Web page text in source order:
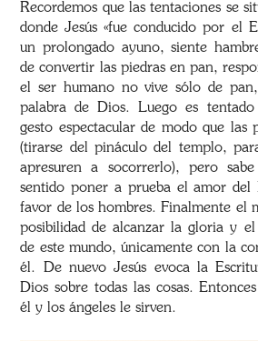
Recordemos que las tentaciones se
donde Jesús «fue conducido por el
un prolongado ayuno, siente
de convertir las piedras en pan,
el ser humano no vive sólo de
palabra de Dios. Luego es
gesto espectacular de modo que las
(tirarse del pináculo del templo,
apresuren a socorrerlo), pero
sentido poner a prueba el amor del
favor de los hombres. Finalmente el
posibilidad de alcanzar la gloria y
de este mundo, únicamente con la
él. De nuevo Jesús evoca la
Dios sobre todas las cosas.
él y los ángeles le sirven.